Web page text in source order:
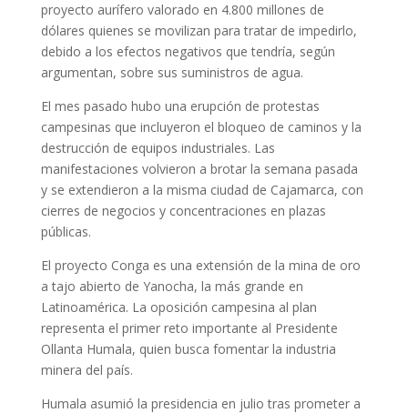
proyecto aurífero valorado en 4.800 millones de
dólares quienes se movilizan para tratar de impedirlo,
debido a los efectos negativos que tendría, según
argumentan, sobre sus suministros de agua.
El mes pasado hubo una erupción de protestas
campesinas que incluyeron el bloqueo de caminos y la
destrucción de equipos industriales. Las
manifestaciones volvieron a brotar la semana pasada
y se extendieron a la misma ciudad de Cajamarca, con
cierres de negocios y concentraciones en plazas
públicas.
El proyecto Conga es una extensión de la mina de oro
a tajo abierto de Yanocha, la más grande en
Latinoamérica. La oposición campesina al plan
representa el primer reto importante al Presidente
Ollanta Humala, quien busca fomentar la industria
minera del país.
Humala asumió la presidencia en julio tras prometer a